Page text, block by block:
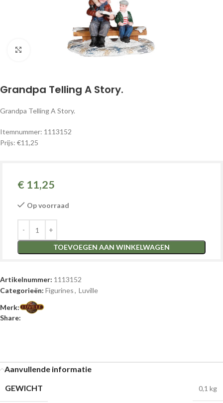
Klik om te vergroten
Grandpa Telling A Story.
Grandpa Telling A Story.
Itemnummer: 1113152
Prijs: €11,25
€ 11,25
Op voorraad
TOEVOEGEN AAN WINKELWAGEN
Artikelnummer: 1113152
Categorieën: Figurines, Luville
Merk:
Share:
Aanvullende informatie
GEWICHT
0,1 kg